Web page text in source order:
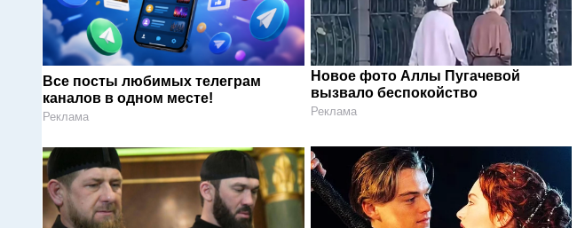
Все посты любимых телеграм
каналов в одном месте!
Реклама
Новое фото Аллы Пугачевой
вызвало беспокойство
Реклама